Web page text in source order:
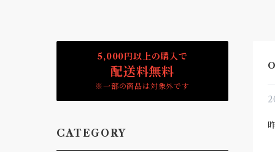
5,000円以上の購入で
配送料無料
※一部の商品は対象外です
CATEGORY